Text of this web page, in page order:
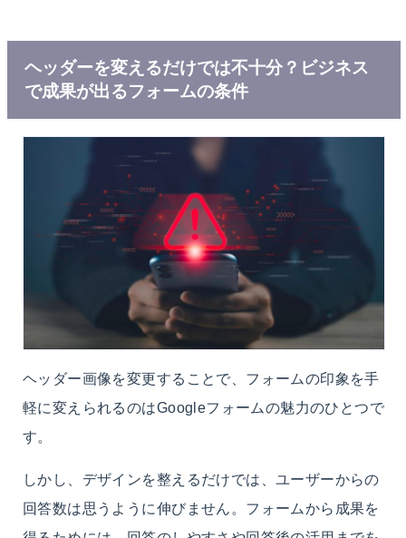
ヘッダーを変えるだけでは不十分？ビジネス
で成果が出るフォームの条件
ヘッダー画像を変更することで、フォームの印象を手
軽に変えられるのはGoogleフォームの魅力のひとつで
す。
しかし、デザインを整えるだけでは、ユーザーからの
回答数は思うように伸びません。フォームから成果を